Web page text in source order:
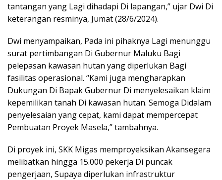
tantangan yang Lagi dihadapi Di lapangan,” ujar Dwi Di
keterangan resminya, Jumat (28/6/2024).
Dwi menyampaikan, Pada ini pihaknya Lagi menunggu
surat pertimbangan Di Gubernur Maluku Bagi
pelepasan kawasan hutan yang diperlukan Bagi
fasilitas operasional. “Kami juga mengharapkan
Dukungan Di Bapak Gubernur Di menyelesaikan klaim
kepemilikan tanah Di kawasan hutan. Semoga Didalam
penyelesaian yang cepat, kami dapat mempercepat
Pembuatan Proyek Masela,” tambahnya.
Di proyek ini, SKK Migas memproyeksikan Akansegera
melibatkan hingga 15.000 pekerja Di puncak
pengerjaan, Supaya diperlukan infrastruktur